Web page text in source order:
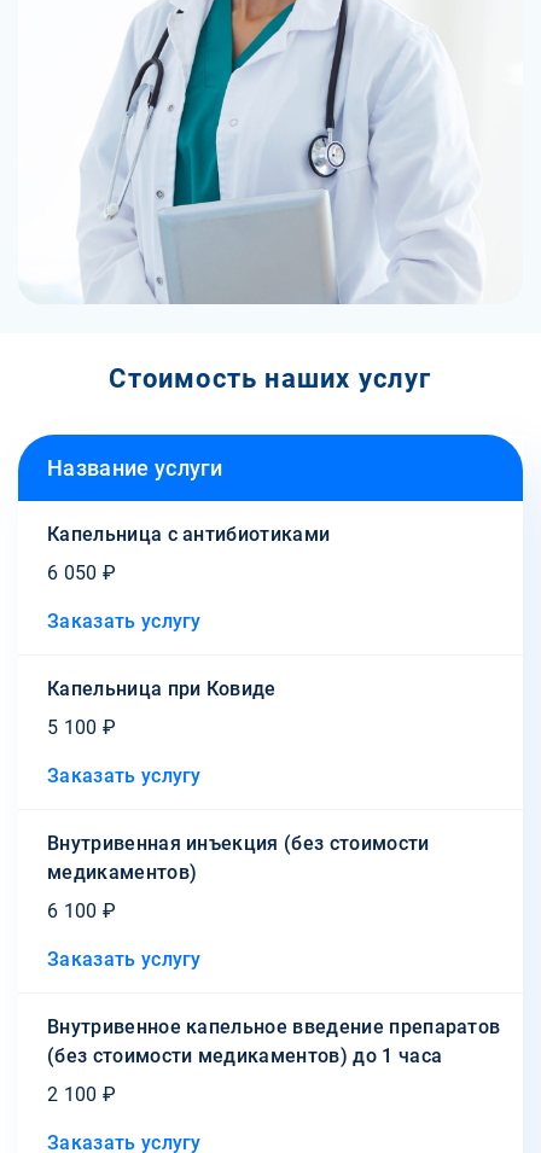
Стоимость наших услуг
Название услуги
Капельница с антибиотиками
6 050 ₽
Заказать услугу
Капельница при Ковиде
5 100 ₽
Заказать услугу
Внутривенная инъекция (без стоимости
медикаментов)
6 100 ₽
Заказать услугу
Внутривенное капельное введение препаратов
(без стоимости медикаментов) до 1 часа
2 100 ₽
Заказать услугу